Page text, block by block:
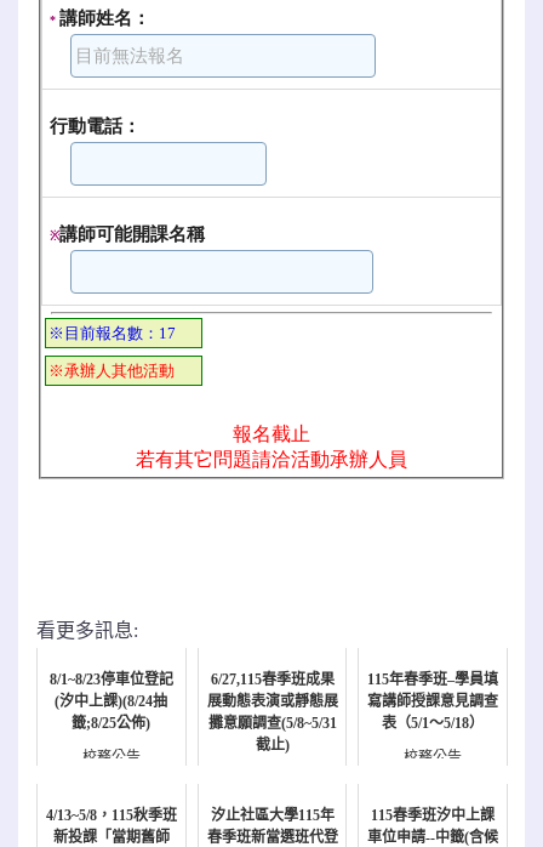
看更多訊息:
8/1~8/23停車位登記
(汐中上課)(8/24抽
籤;8/25公佈)
校務公告
6/27,115春季班成果
展動態表演或靜態展
攤意願調查(5/8~5/31
截止)
115年春季班–學員填
寫講師授課意見調查
表（5/1～5/18）
校務公告
4/13~5/8，115秋季班
新投課「當期舊師
汐止社區大學115年
春季班新當選班代登
115春季班汐中上課
車位申請--中籤(含候